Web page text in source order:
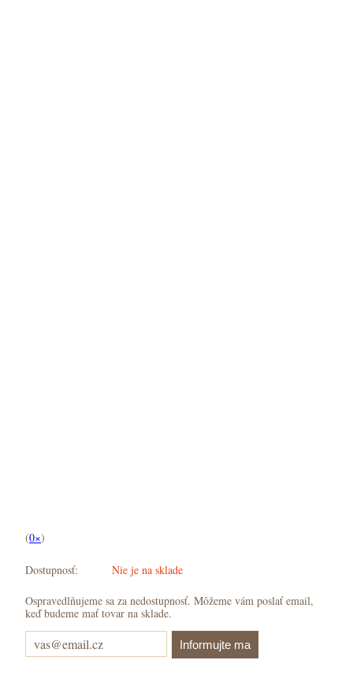
(0×)
Dostupnosť: Nie je na sklade
Ospravedlňujeme sa za nedostupnosť. Môžeme vám poslať email,
keď budeme mať tovar na sklade.
Informujte ma